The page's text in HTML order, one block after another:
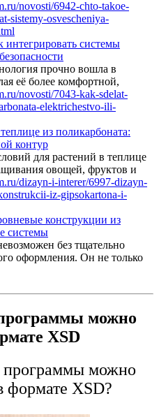
системы
прочно вошла в
её более комфортной,
из поликарбоната:
контур
для растений в теплице
овощей, фруктов и
конструкции из
системы
без тщательно
оформления. Он не только
можно
XSD
можно
формате XSD?